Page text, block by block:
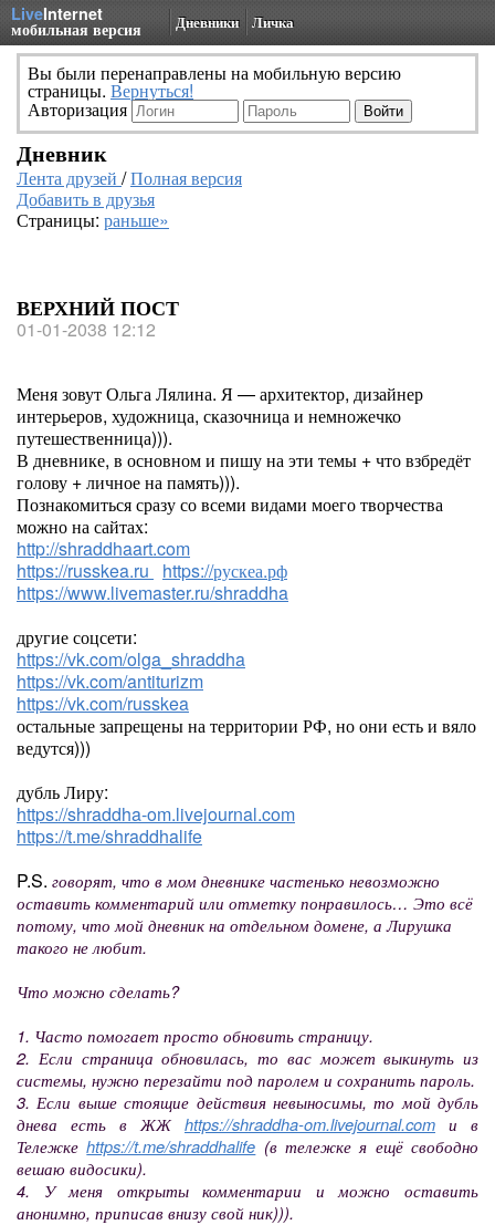
LiveInternet
мобильная версия Дневники Личка
Вы были перенаправлены на мобильную версию
страницы. Вернуться!
Авторизация
Дневник
Лента друзей /Полная версия
Добавить в друзья
Страницы: раньше»
ВЕРХНИЙ ПОСТ
01-01-2038 12:12
Меня зовут Ольга Лялина. Я — архитектор, дизайнер
интерьеров, художница, сказочница и немножечко
путешественница))).
В дневнике, в основном и пишу на эти темы + что взбредёт
голову + личное на память))).
Познакомиться сразу со всеми видами моего творчества
можно на сайтах:
http://shraddhaart.com
https://russkea.ru
https://рускеа.рф
https://www.livemaster.ru/shraddha
другие соцсети:
https://vk.com/olga_shraddha
https://vk.com/antiturizm
https://vk.com/russkea
остальные запрещены на территории РФ, но они есть и вяло
ведутся)))
дубль Лиру:
https://shraddha-om.livejournal.com
https://t.me/shraddhalife
P.S. говорят, что в мом дневнике частенько невозможно
оставить комментарий или отметку понравилось… Это всё
потому, что мой дневник на отдельном домене, а Лирушка
такого не любит.
Что можно сделать?
1. Часто помогает просто обновить страницу.
2. Если страница обновилась, то вас может выкинуть из
системы, нужно перезайти под паролем и сохранить пароль.
3. Если выше стоящие действия невыносимы, то мой дубль
днева есть в ЖЖ https://shraddha-om.livejournal.com и в
Тележкеhttps://t.me/shraddhalife (в тележке я ещё свободно
вешаю видосики).
4. У меня открыты комментарии и можно оставить
анонимно, приписав внизу свой ник))).